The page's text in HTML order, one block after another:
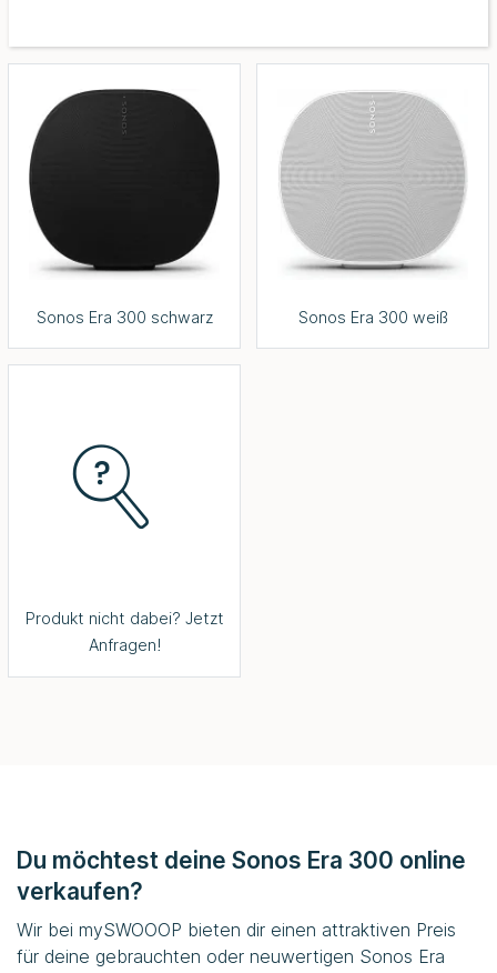
Sonos Era 300 schwarz Sonos Era 300 weiß
Produkt nicht dabei? Jetzt
Anfragen!
Du möchtest deine Sonos Era 300 online
verkaufen?
Wir bei mySWOOOP bieten dir einen attraktiven Preis
für deine gebrauchten oder neuwertigen Sonos Era